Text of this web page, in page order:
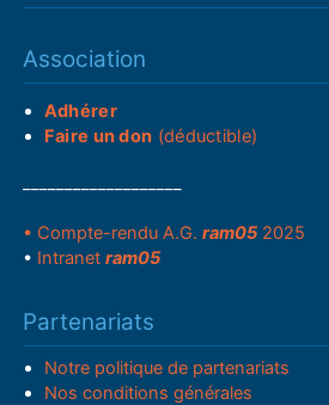
Association
Adhérer
Faire un don (déductible)
• Compte-rendu A.G.ram05 2025
• Intranetram05
Partenariats
Notre politique de partenariats
Nos conditions générales